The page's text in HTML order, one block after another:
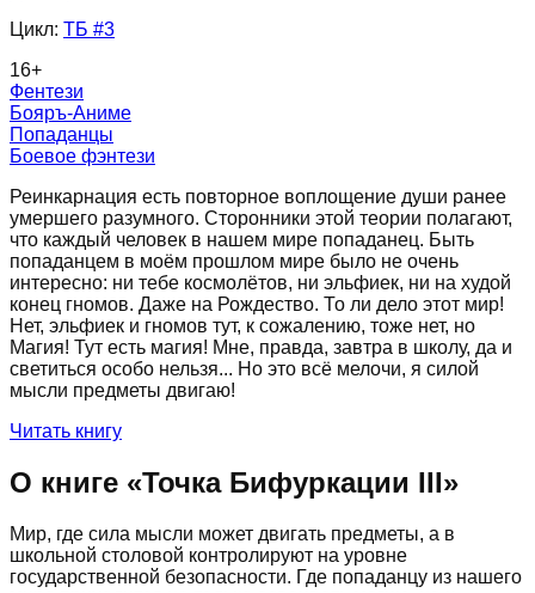
Цикл: ТБ #3
16+
Фентези
Бояръ-Аниме
Попаданцы
Боевое фэнтези
Реинкарнация есть повторное воплощение души ранее
умершего разумного. Сторонники этой теории полагают,
что каждый человек в нашем мире попаданец. Быть
попаданцем в моём прошлом мире было не очень
интересно: ни тебе космолётов, ни эльфиек, ни на худой
конец гномов. Даже на Рождество. То ли дело этот мир!
Нет, эльфиек и гномов тут, к сожалению, тоже нет, но
Магия! Тут есть магия! Мне, правда, завтра в школу, да и
светиться особо нельзя... Но это всё мелочи, я силой
мысли предметы двигаю!
Читать книгу
О книге «Точка Бифуркации III»
Мир, где сила мысли может двигать предметы, а в
школьной столовой контролируют на уровне
государственной безопасности. Где попаданцу из нашего